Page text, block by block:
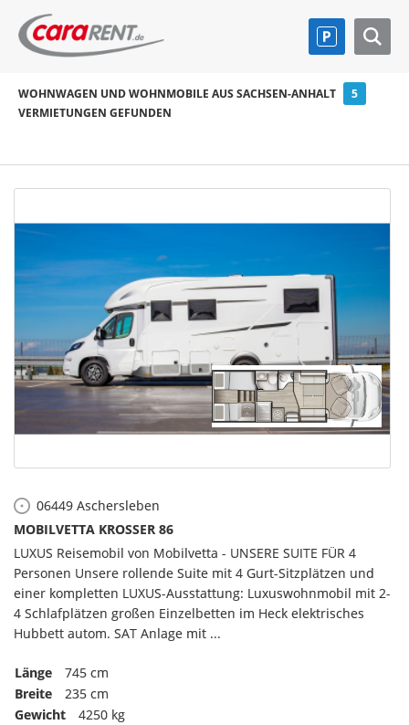
WOHNWAGEN UND WOHNMOBILE AUS SACHSEN-ANHALT
5
VERMIETUNGEN GEFUNDEN
06449 Aschersleben
MOBILVETTA KROSSER 86
LUXUS Reisemobil von Mobilvetta - UNSERE SUITE FÜR 4
Personen Unsere rollende Suite mit 4 Gurt-Sitzplätzen und
einer kompletten LUXUS-Ausstattung: Luxuswohnmobil mit 2-
4 Schlafplätzen großen Einzelbetten im Heck elektrisches
Hubbett autom. SAT Anlage mit ...
Länge
745 cm
Breite
235 cm
Gewicht
4250 kg